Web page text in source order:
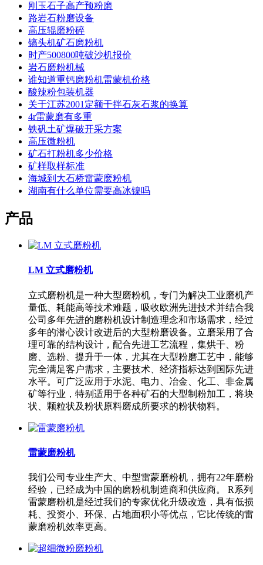
刚玉石子高产预粉磨
路岩石粉磨设备
高压辊磨粉碎
镐头机矿石磨粉机
时产500800吨破沙机报价
岩石磨粉机械
谁知道重钙磨粉机雷蒙机价格
酸辣粉包装机器
关于江苏2001定额干拌石灰石浆的换算
4r雷蒙磨有多重
铁矾土矿爆破开采方案
高压微粉机
矿石打粉机多少价格
矿样取样标准
海城到大石桥雷蒙麽粉机
湖南有什么单位需要高冰镍吗
产品
LM 立式磨粉机
立式磨粉机是一种大型磨粉机，专门为解决工业磨机产
量低、耗能高等技术难题，吸收欧洲先进技术并结合我
公司多年先进的磨粉机设计制造理念和市场需求，经过
多年的潜心设计改进后的大型粉磨设备。立磨采用了合
理可靠的结构设计，配合先进工艺流程，集烘干、粉
磨、选粉、提升于一体，尤其在大型粉磨工艺中，能够
完全满足客户需求，主要技术、经济指标达到国际先进
水平。可广泛应用于水泥、电力、冶金、化工、非金属
矿等行业，特别适用于各种矿石的大型制粉加工，将块
状、颗粒状及粉状原料磨成所要求的粉状物料。
雷蒙磨粉机
我们公司专业生产大、中型雷蒙磨粉机，拥有22年磨粉
经验，已经成为中国的磨粉机制造商和供应商。 R系列
雷蒙磨粉机是经过我们的专家优化升级改造，具有低损
耗、投资小、环保、占地面积小等优点，它比传统的雷
蒙磨粉机效率更高。